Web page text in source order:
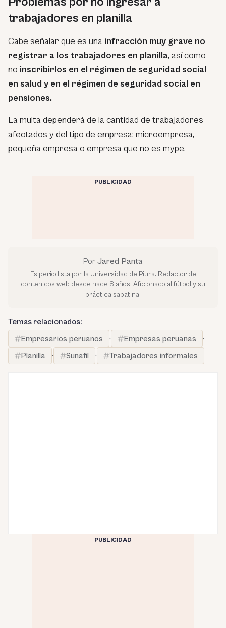
trabajadores en planilla
Cabe señalar que es una infracción muy grave no
registrar a los trabajadores en planilla, así como
no inscribirlos en el régimen de seguridad social
en salud y en el régimen de seguridad social en
pensiones.
La multa dependerá de la cantidad de trabajadores
afectados y del tipo de empresa: microempresa,
pequeña empresa o empresa que no es mype.
PUBLICIDAD
Por Jared Panta
Es periodista por la Universidad de Piura. Redactor de
contenidos web desde hace 8 años. Aficionado al fútbol y su
práctica sabatina.
Temas relacionados:
Empresarios peruanos
· Empresas peruanas
·
Planilla
· Sunafil · Trabajadores informales
PUBLICIDAD